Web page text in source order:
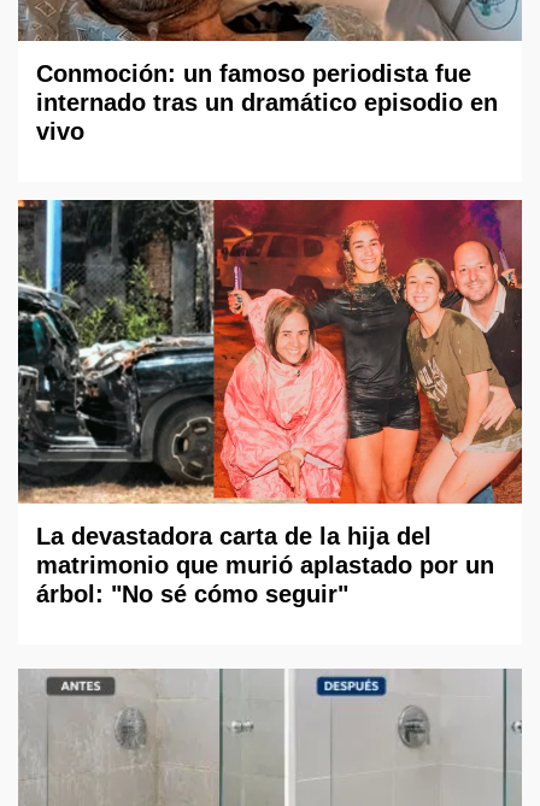
Conmoción: un famoso periodista fue
internado tras un dramático episodio en
vivo
La devastadora carta de la hija del
matrimonio que murió aplastado por un
árbol: "No sé cómo seguir"